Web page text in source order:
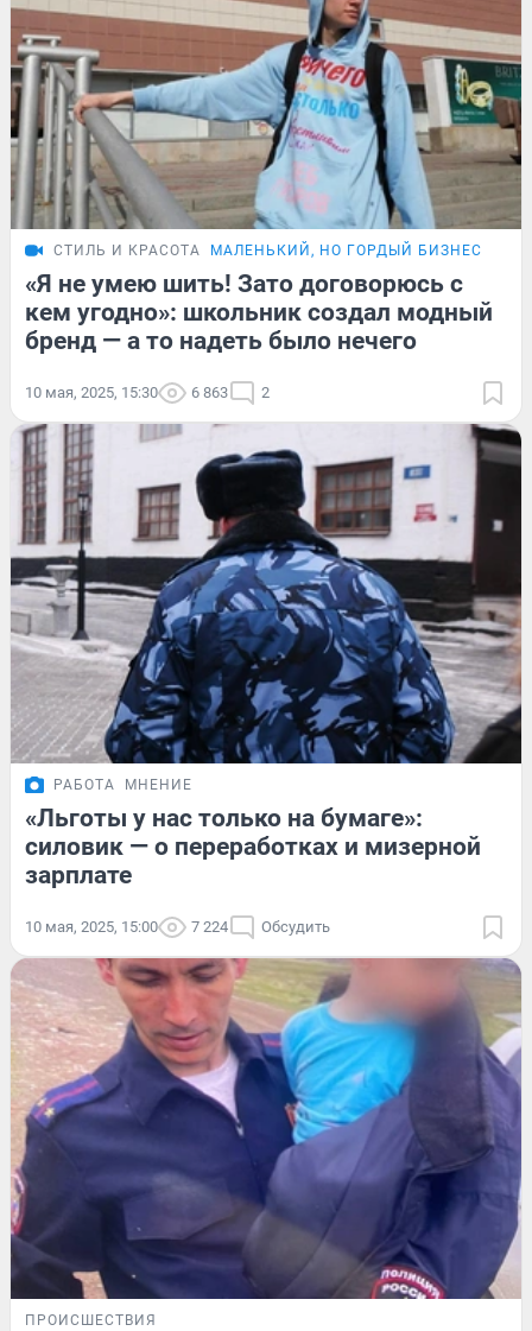
СТИЛЬ И КРАСОТА МАЛЕНЬКИЙ, НО ГОРДЫЙ БИЗНЕС
«Я не умею шить! Зато договорюсь с
кем угодно»: школьник создал модный
бренд — а то надеть было нечего
10 мая, 2025, 15:30 6 863 2
РАБОТА МНЕНИЕ
«Льготы у нас только на бумаге»:
силовик — о переработках и мизерной
зарплате
10 мая, 2025, 15:00 7 224 Обсудить
ПРОИСШЕСТВИЯ